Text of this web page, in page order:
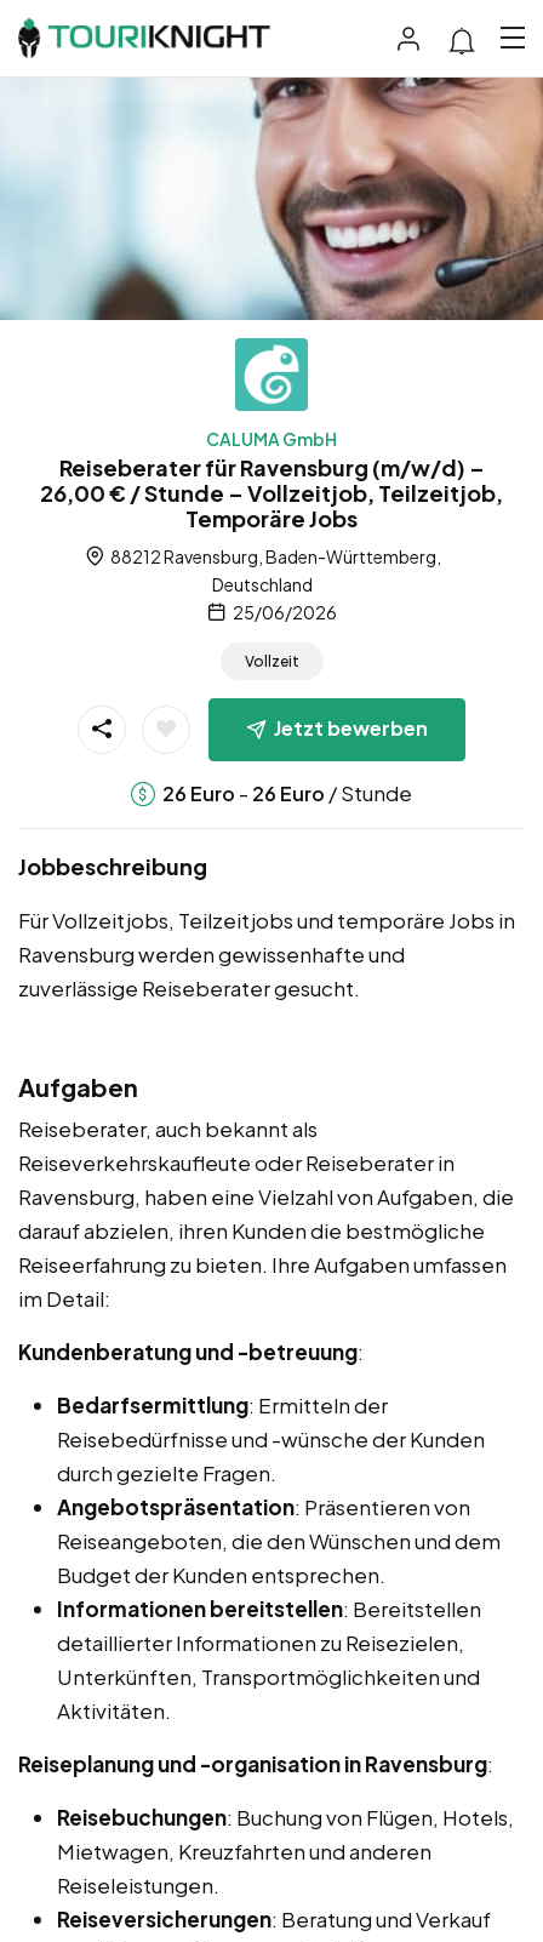
CALUMA GmbH
Reiseberater für Ravensburg (m/w/d) –
26,00 € / Stunde – Vollzeitjob, Teilzeitjob,
Temporäre Jobs
88212 Ravensburg, Baden-Württemberg,
Deutschland
25/06/2026
Vollzeit
Jetzt bewerben
26 Euro - 26 Euro / Stunde
Jobbeschreibung
Für Vollzeitjobs, Teilzeitjobs und temporäre Jobs in
Ravensburg werden gewissenhafte und
zuverlässige Reiseberater gesucht.
Aufgaben
Reiseberater, auch bekannt als
Reiseverkehrskaufleute oder Reiseberater in
Ravensburg, haben eine Vielzahl von Aufgaben, die
darauf abzielen, ihren Kunden die bestmögliche
Reiseerfahrung zu bieten. Ihre Aufgaben umfassen
im Detail:
Kundenberatung und -betreuung:
Bedarfsermittlung: Ermitteln der
Reisebedürfnisse und -wünsche der Kunden
durch gezielte Fragen.
Angebotspräsentation: Präsentieren von
Reiseangeboten, die den Wünschen und dem
Budget der Kunden entsprechen.
Informationen bereitstellen: Bereitstellen
detaillierter Informationen zu Reisezielen,
Unterkünften, Transportmöglichkeiten und
Aktivitäten.
Reiseplanung und -organisation in Ravensburg:
Reisebuchungen: Buchung von Flügen, Hotels,
Mietwagen, Kreuzfahrten und anderen
Reiseleistungen.
Reiseversicherungen: Beratung und Verkauf